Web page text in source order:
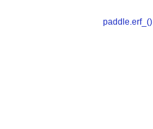
paddle.erf_()